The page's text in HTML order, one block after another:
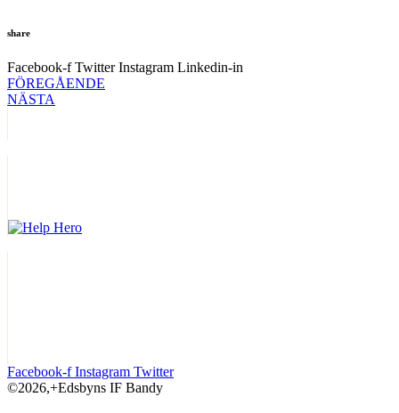
share
Facebook-f Twitter Instagram Linkedin-in
FÖREGÅENDE
NÄSTA
Facebook-f Instagram Twitter
©2026,+Edsbyns IF Bandy